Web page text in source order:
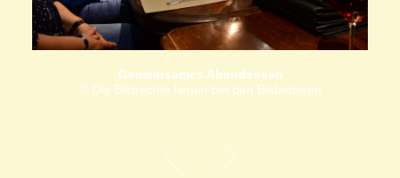
Gemeinsames Abendessen
© Die Bildrechte liegen bei den Bildautoren